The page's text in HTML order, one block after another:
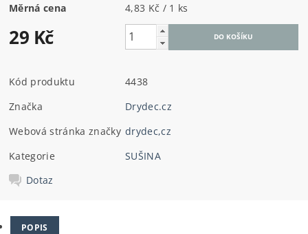
Měrná cena 4,83 Kč / 1 ks
29 Kč
Kód produktu
4438
Značka
Drydec.cz
Webová stránka značky drydec,cz
Kategorie
SUŠINA
Dotaz
POPIS